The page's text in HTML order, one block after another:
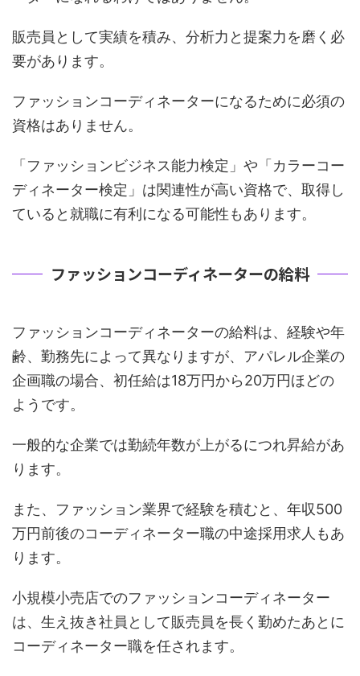
販売員として実績を積み、分析力と提案力を磨く必
要があります。
ファッションコーディネーターになるために必須の
資格はありません。
「ファッションビジネス能力検定」や「カラーコー
ディネーター検定」は関連性が高い資格で、取得し
ていると就職に有利になる可能性もあります。
ファッションコーディネーターの給料
ファッションコーディネーターの給料は、経験や年
齢、勤務先によって異なりますが、アパレル企業の
企画職の場合、初任給は18万円から20万円ほどの
ようです。
一般的な企業では勤続年数が上がるにつれ昇給があ
ります。
また、ファッション業界で経験を積むと、年収500
万円前後のコーディネーター職の中途採用求人もあ
ります。
小規模小売店でのファッションコーディネーター
は、生え抜き社員として販売員を長く勤めたあとに
コーディネーター職を任されます。